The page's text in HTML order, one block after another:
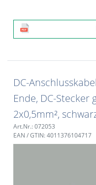
DC-
Ende, DC-Stecker
2x0,5mm²,
Art.Nr.: 072053
EAN / GTIN: 4011376104717